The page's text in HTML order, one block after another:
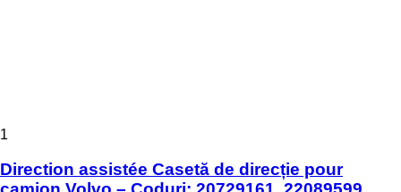
1
Direction assistée Casetă de direcție pour